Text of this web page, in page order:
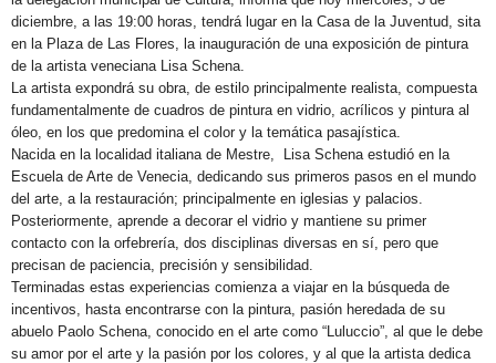
diciembre, a las 19:00 horas, tendrá lugar en la Casa de la Juventud, sita
en la Plaza de Las Flores, la inauguración de una exposición de pintura
de la artista veneciana Lisa Schena.
La artista expondrá su obra, de estilo principalmente realista, compuesta
fundamentalmente de cuadros de pintura en vidrio, acrílicos y pintura al
óleo, en los que predomina el color y la temática pasajística.
Nacida en la localidad italiana de Mestre, Lisa Schena estudió en la
Escuela de Arte de Venecia, dedicando sus primeros pasos en el mundo
del arte, a la restauración; principalmente en iglesias y palacios.
Posteriormente, aprende a decorar el vidrio y mantiene su primer
contacto con la orfebrería, dos disciplinas diversas en sí, pero que
precisan de paciencia, precisión y sensibilidad.
Terminadas estas experiencias comienza a viajar en la búsqueda de
incentivos, hasta encontrarse con la pintura, pasión heredada de su
abuelo Paolo Schena, conocido en el arte como “Luluccio”, al que le debe
su amor por el arte y la pasión por los colores, y al que la artista dedica